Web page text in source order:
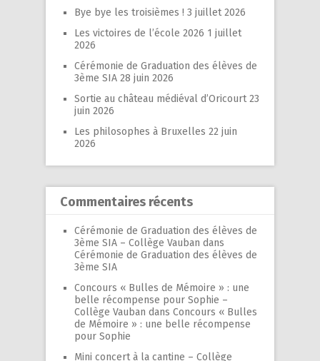
Bye bye les troisièmes ! 3 juillet 2026
Les victoires de l’école 2026 1 juillet
2026
Cérémonie de Graduation des élèves de
3ème SIA 28 juin 2026
Sortie au château médiéval d’Oricourt 23
juin 2026
Les philosophes à Bruxelles 22 juin
2026
Commentaires récents
Cérémonie de Graduation des élèves de
3ème SIA – Collège Vauban dans
Cérémonie de Graduation des élèves de
3ème SIA
Concours « Bulles de Mémoire » : une
belle récompense pour Sophie –
Collège Vauban dans Concours « Bulles
de Mémoire » : une belle récompense
pour Sophie
Mini concert à la cantine – Collège